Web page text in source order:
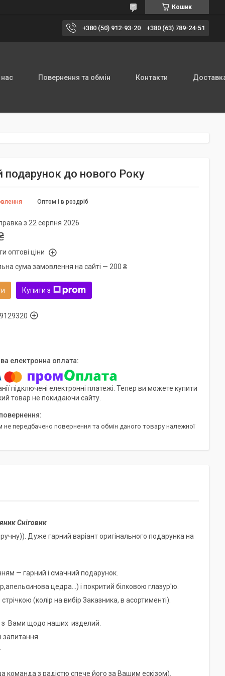
Кошик
+380 (50) 912-93-20 +380 (63) 789-24-51
Повернення та обмін Контакти
подарунок до нового Року
Оптом і в роздріб
з 22 серпня 2026
оптові ціни
сума замовлення на сайті — 200 ₴
Купити з
підключені електронні платежі. Тепер ви можете купити
товар не покидаючи сайту.
Сніговик
Дуже гарний варіант оригінального подарунка на
— гарний і смачний подарунок.
цедра...) і покритий білковою глазур'ю.
(колір на вибір Заказника, в асортименті).
з Вами щодо наших изделий.
запитання.
з радістю спече його за Вашим ескізом).